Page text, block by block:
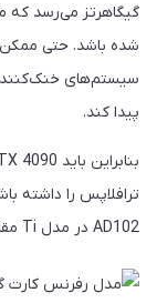
شده باشد. حتی ممکن
پیدا کند.
ترافلاپس را داشته
AD102 در مدل Ti مقادیر ۱۰۰ ترافلاپس را نیز متصور شد.